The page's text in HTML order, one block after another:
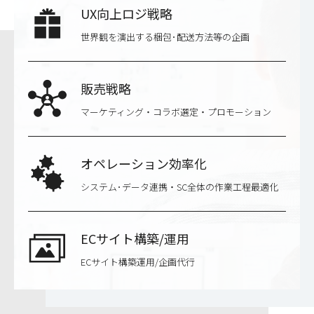
UX向上ロジ戦略
世界観を演出する梱包･配送方法等の企画
販売戦略
マーケティング・コラボ選定・プロモーション
オペレーション効率化
システム･データ連携・SC全体の作業工程最適化
ECサイト構築/運用
ECサイト構築運用/企画代行